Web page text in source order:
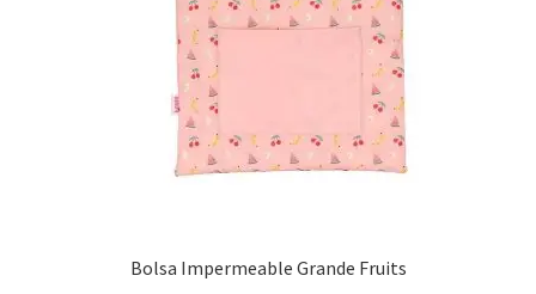
Bolsa Impermeable Grande Fruits